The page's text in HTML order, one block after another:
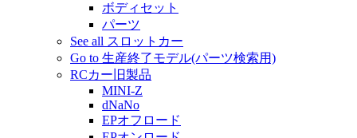
ボディセット
パーツ
See all スロットカー
Go to 生産終了モデル(パーツ検索用)
RCカー旧製品
MINI-Z
dNaNo
EPオフロード